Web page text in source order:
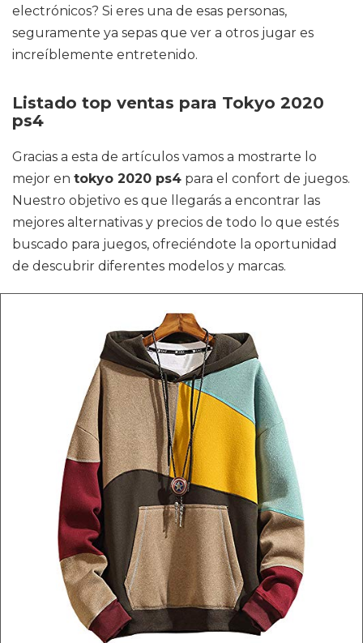
electrónicos? Si eres una de esas personas,
seguramente ya sepas que ver a otros jugar es
increíblemente entretenido.
Listado top ventas para Tokyo 2020
ps4
Gracias a esta de artículos vamos a mostrarte lo
mejor en tokyo 2020 ps4 para el confort de juegos.
Nuestro objetivo es que llegarás a encontrar las
mejores alternativas y precios de todo lo que estés
buscado para juegos, ofreciéndote la oportunidad
de descubrir diferentes modelos y marcas.